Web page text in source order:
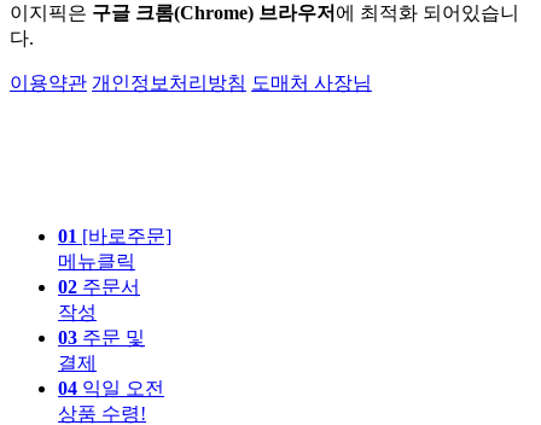
이지픽은 구글 크롬(Chrome) 브라우저 에 최적화 되어있습니
다.
이용약관 개인정보처리방침 도매처 사장님
01 [바로주문]
메뉴클릭
02 주문서
작성
03 주문 및
결제
04 익일 오전
상품 수령!